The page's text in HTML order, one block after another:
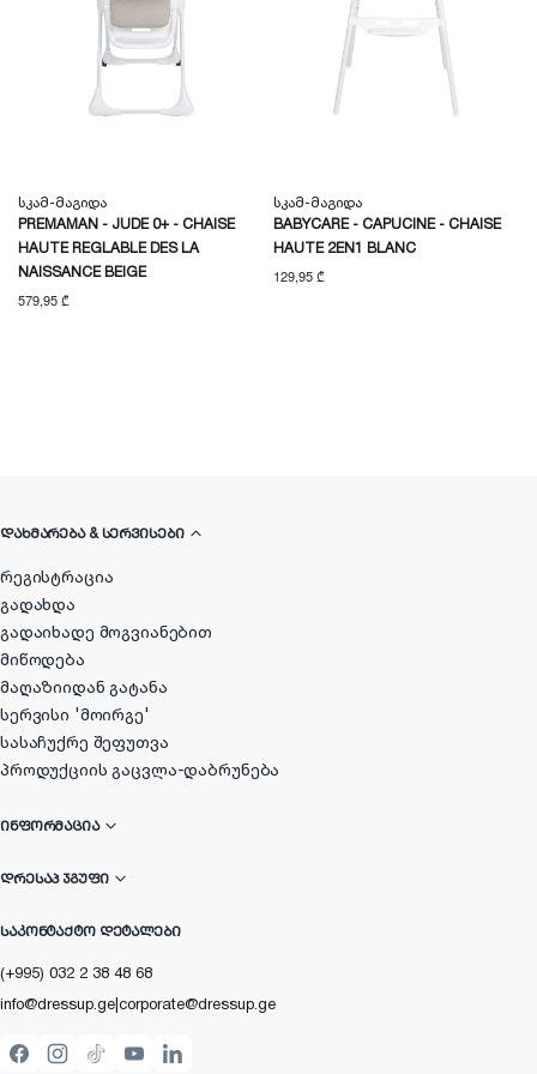
Სკამ-Მაგიდა
PREMAMAN - JUDE 0+ - CHAISE
HAUTE REGLABLE DES LA
NAISSANCE BEIGE
579,95 ₾
Სკამ-Მაგიდა
BABYCARE - CAPUCINE - CHAISE
HAUTE 2EN1 BLANC
129,95 ₾
ᲓᲐᲮᲛᲐᲠᲔᲑᲐ & ᲡᲔᲠᲕᲘᲡᲔᲑᲘ
რეგისტრაცია
გადახდა
გადაიხადე მოგვიანებით
მიწოდება
მაღაზიიდან გატანა
სერვისი 'მოირგე'
სასაჩუქრე შეფუთვა
პროდუქციის გაცვლა-დაბრუნება
ᲘᲜᲤᲝᲠᲛᲐᲪᲘᲐ
ᲓᲠᲔᲡᲐᲞ ᲯᲒᲣᲤᲘ
ᲡᲐᲙᲝᲜᲢᲐᲥᲢᲝ ᲓᲔᲢᲐᲚᲔᲑᲘ
(+995) 032 2 38 48 68
info@dressup.ge|corporate@dressup.ge